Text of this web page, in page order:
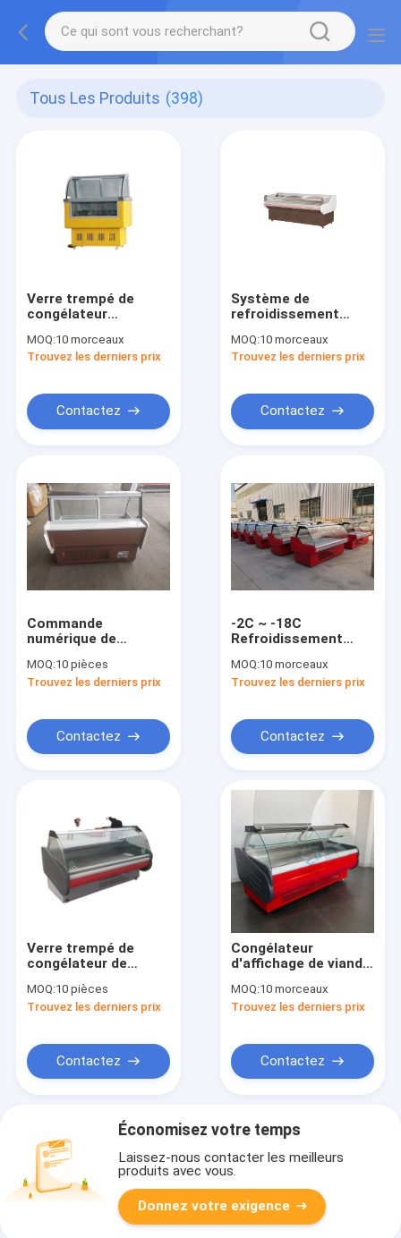
Tous Les Produits (398)
Verre trempé de
congélateur
glacée SS201 SS304
MOQ:10 morceaux
Trouvez les derniers prix
Contactez
Système de
refroidissement
d'étalage de crème
glacée de R134a
MOQ:10 morceaux
Trouvez les derniers prix
Contactez
Commande
numérique de
d'affichage de crème
glacée de porte
MOQ:10 pièces
Trouvez les derniers prix
Contactez
-2C ~ -18C
Refroidissement
congélateur
d'étalage de crème
MOQ:10 morceaux
Trouvez les derniers prix
Contactez
Verre trempé de
congélateur de
électrique à double
température
MOQ:10 pièces
Trouvez les derniers prix
Contactez
Congélateur
d'affichage de viande
2~8 degrés avec
refroidissement à
MOQ:10 morceaux
Trouvez les derniers prix
Contactez
Économisez votre temps
Laissez-nous contacter les meilleurs
produits avec vous.
Donnez votre exigence